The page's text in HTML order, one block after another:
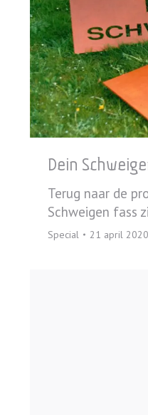
Dein
Terug naar de
Schweigen fass
Special 21 april 2020